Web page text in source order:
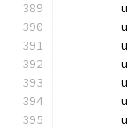
        u
        u
        u
        u
        u
        u
        u